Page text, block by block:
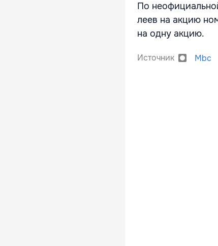
По
леев на акцию
на одну акцию.
Источник Mbc